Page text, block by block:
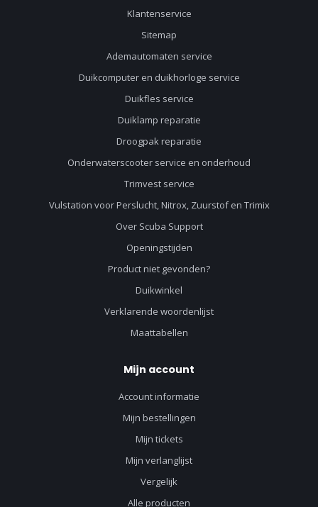
Klantenservice
Sitemap
Ademautomaten service
Duikcomputer en duikhorloge service
Duikfles service
Duiklamp reparatie
Droogpak reparatie
Onderwaterscooter service en onderhoud
Trimvest service
Vulstation voor Perslucht, Nitrox, Zuurstof en Trimix
Over Scuba Support
Openingstijden
Product niet gevonden?
Duikwinkel
Verklarende woordenlijst
Maattabellen
Mijn account
Account informatie
Mijn bestellingen
Mijn tickets
Mijn verlanglijst
Vergelijk
Alle producten